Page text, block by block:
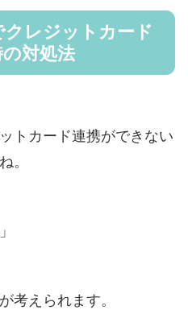
レジットカード
対処法
トカード連携ができない
。
考えられます。